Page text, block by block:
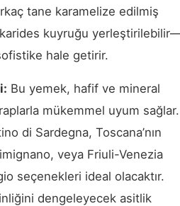
tane karamelize edilmiş
kuyruğu
hale getirir.
Bu yemek, hafif ve mineral
mükemmel uyum sağlar.
di Sardegna, Toscana’nın
veya Friuli-Venezia
seçenekleri ideal olacaktır.
dengeleyecek asitlik